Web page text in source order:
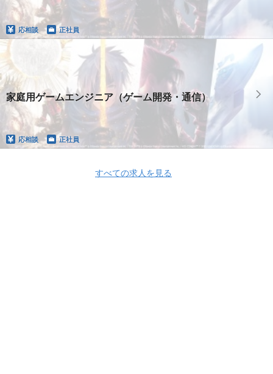
応相談 正社員
家庭用ゲームエンジニア（ゲーム開発・通信）
応相談 正社員
すべての求人を見る